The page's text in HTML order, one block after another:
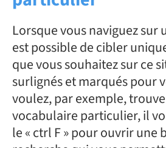
Lorsque vous naviguez sur
est possible de cibler
que vous souhaitez sur ce
surlignés et marqués pour
voulez, par exemple,
vocabulaire particulier, il
le « ctrl F » pour ouvrir une